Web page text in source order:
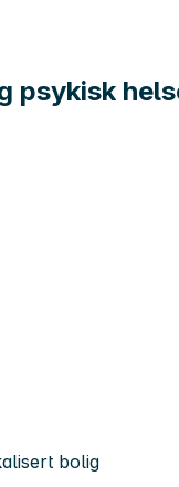
psykisk
bolig